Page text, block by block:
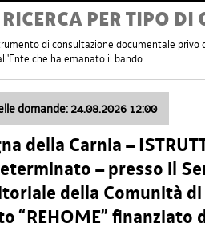
PER TIPO DI
di consultazione documentale privo
che ha emanato il bando.
domande: 24.08.2026 12:00
della Carnia –
– presso il
della Comunità
“REHOME” finanziato